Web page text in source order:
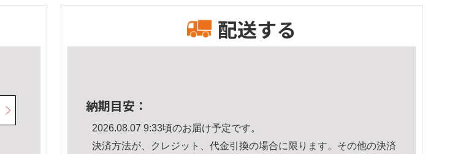
配送する
納期目安：
2026.08.07 9:33頃のお届け予定です。
決済方法が、クレジット、代金引換の場合に限ります。その他の決済